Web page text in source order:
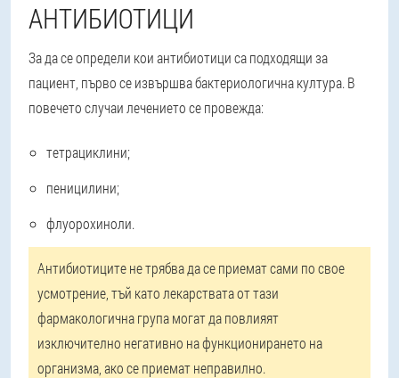
АНТИБИОТИЦИ
За да се определи кои антибиотици са подходящи за
пациент, първо се извършва бактериологична култура. В
повечето случаи лечението се провежда:
тетрациклини;
пеницилини;
флуорохиноли.
Антибиотиците не трябва да се приемат сами по свое
усмотрение, тъй като лекарствата от тази
фармакологична група могат да повлияят
изключително негативно на функционирането на
организма, ако се приемат неправилно.